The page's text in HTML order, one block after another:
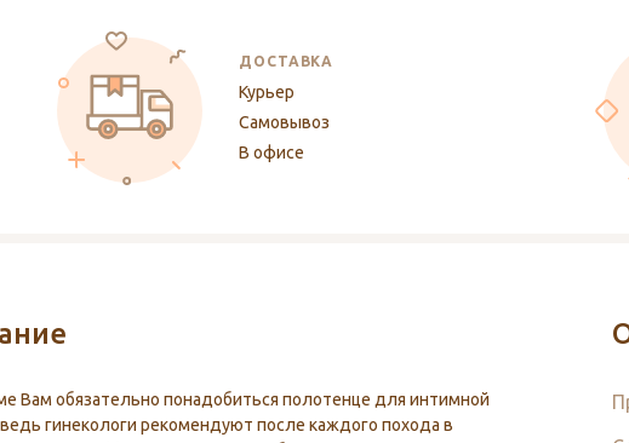
ДОСТАВКА
Курьер
Самовывоз
В офисе
Вам обязательно понадобиться полотенце для интимной
гинекологи рекомендуют после каждого похода в